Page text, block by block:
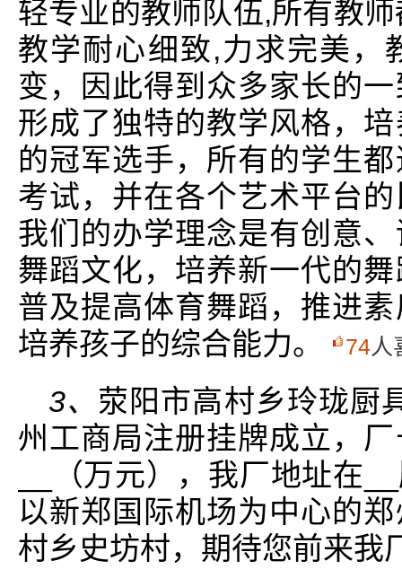
轻专业的教师队伍,所有教
教学耐心细致,力求完美，
变，因此得到众多家长的
形成了独特的教学风格，
的冠军选手，所有的学生
考试，并在各个艺术平台
我们的办学理念是有创意
舞蹈文化，培养新一代的
普及提高体育舞蹈，推进
培养孩子的综合能力。
74人
3、 荥阳市高村乡玲珑厨
州工商局注册挂牌成立，
__（万元），我厂地址在
以新郑国际机场为中心的
村乡史坊村，期待您前来我